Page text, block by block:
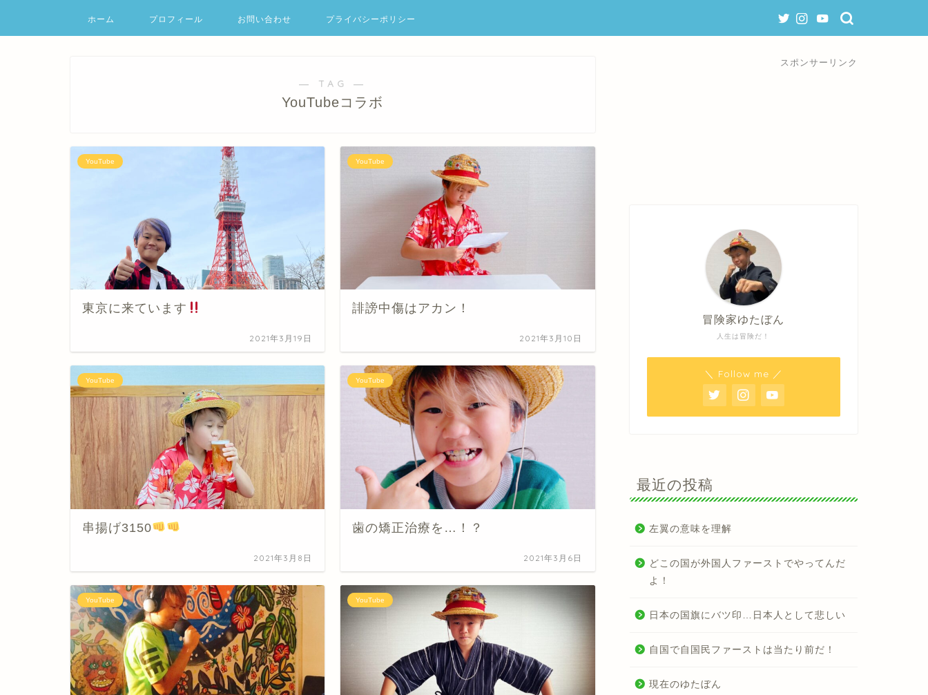
ホーム プロフィール お問い合わせ プライバシーポリシー
― TAG ―
YouTubeコラボ
YouTube
東京に来ています
2021年3月19日
YouTube
誹謗中傷はアカン！
2021年3月10日
YouTube
串揚げ3150
2021年3月8日
YouTube
歯の矯正治療を…！？
2021年3月6日
YouTube YouTube
スポンサーリンク
人生は冒険だ！
冒険家ゆたぼん
＼ Follow me ／
最近の投稿
左翼の意味を理解
どこの国が外国人ファーストでやってんだ
よ！
日本の国旗にバツ印…日本人として悲しい
自国で自国民ファーストは当たり前だ！
現在のゆたぼん